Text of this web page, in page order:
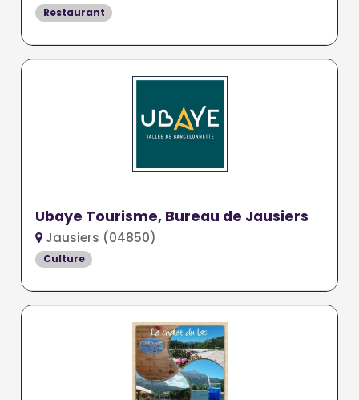
Restaurant
Ubaye Tourisme, Bureau de Jausiers
Jausiers (04850)
Culture